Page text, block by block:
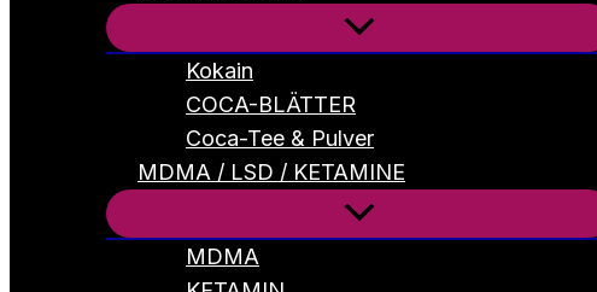
Kokain
COCA-BLÄTTER
Coca-Tee & Pulver
MDMA / LSD / KETAMINE
MDMA